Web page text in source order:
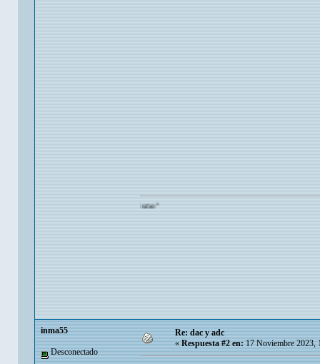
inma55
Desconectado
Re: dac y adc
«Respuesta #2 en:17 Noviembre 2023,